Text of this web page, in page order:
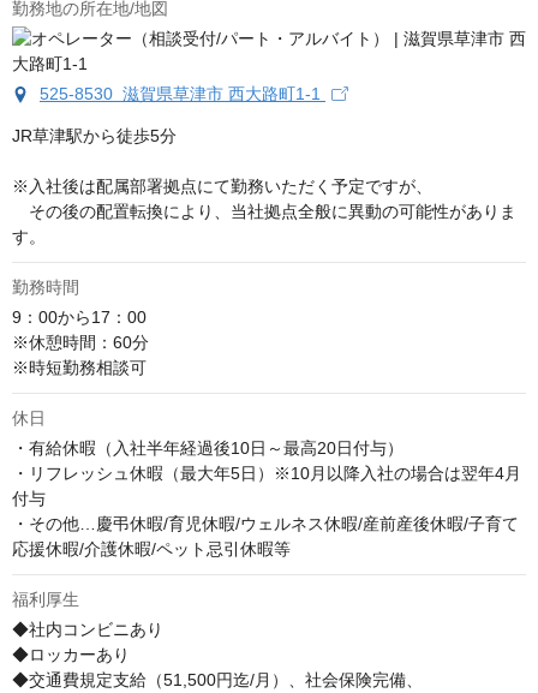
勤務地の所在地/地図
525-8530 滋賀県草津市 西大路町1-1
JR草津駅から徒歩5分
※入社後は配属部署拠点にて勤務いただく予定ですが、
その後の配置転換により、当社拠点全般に異動の可能性がありま
す。
勤務時間
9：00から17：00
※休憩時間：60分
※時短勤務相談可
休日
・有給休暇（入社半年経過後10日～最高20日付与）
・リフレッシュ休暇（最大年5日）※10月以降入社の場合は翌年4月
付与
・その他…慶弔休暇/育児休暇/ウェルネス休暇/産前産後休暇/子育て
応援休暇/介護休暇/ペット忌引休暇等
福利厚生
◆社内コンビニあり
◆ロッカーあり
◆交通費規定支給（51,500円迄/月）、社会保険完備、